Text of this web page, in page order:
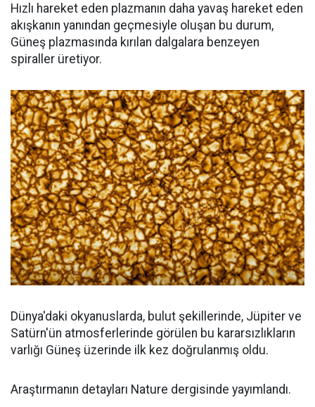
Hızlı hareket eden plazmanın daha yavaş hareket eden
akışkanın yanından geçmesiyle oluşan bu durum,
Güneş plazmasında kırılan dalgalara benzeyen
spiraller üretiyor.
Dünya'daki okyanuslarda, bulut şekillerinde, Jüpiter ve
Satürn'ün atmosferlerinde görülen bu kararsızlıkların
varlığı Güneş üzerinde ilk kez doğrulanmış oldu.
Araştırmanın detayları Nature dergisinde yayımlandı.